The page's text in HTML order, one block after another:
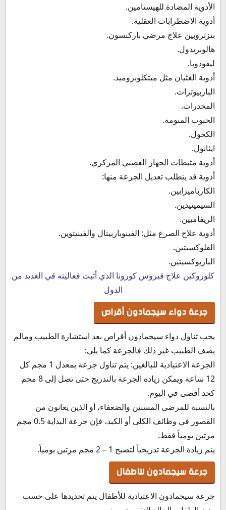
الأدوية المضادة للهيستامين.
أدوية الاضطرابات العقلية.
بنزتروبين علاج مرضي باركنسون.
هالوبريدول.
ليفودوبا.
أدوية الغثيان مثل ميتكلوبروميد.
الباربيوترات.
المخدرات.
الحبوب المنومة.
الكحول.
ايثانول.
أدوية مثبطات الجهاز العصبي المركزي.
أدوية قد يتطلب تعديل الجرعة منها:
الكارباميزابين.
السيميتيدين.
الريفامبين.
أدوية علاج الصرع مثل: الفينوباربيتال والفينيتوين.
الفلوكسيتين.
الباربوكسيتين.
كلوروكين علاج فيروس كورونا الذي أثبت فعاليته في العديد من
الدول
جرعة دواء سيجمادون أقراص
يجب تناول دواء سيجمادون أقراص بعد استشارة الطبيب ومالم
يصف الطبيب غير ذلك فالجرعة كما يلي:
الجرعة الاعتيادية للبالغين: يتم تناول جرعة بمعدل 1 مجم كل
12 ساعة ويمكن زيادة الجرعة بالتدريج حتى تصل إلى 8 مجم
كحد أقصى في اليوم.
بالنسبة للمرضى المسنين والضعفاء، أو الذين يعانون من
القصور في وظائف الكلى أو الكبد، فإن جرعة البداية 0.5 مجم
مرتين يومياً فقط.
يتم زيادة الجرعة تدريجياً لتصبح 1 – 2 مجم مرتين يومياً.
جرعة سيجمادون للاطفال
جرعة سيجمادون الاعتيادية للأطفال يتم تحديدها على حسب